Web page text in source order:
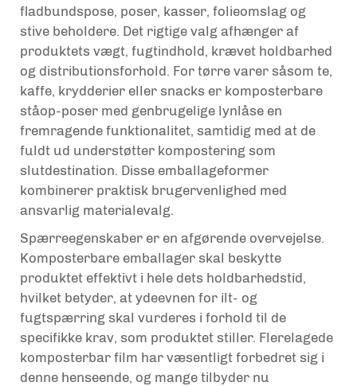
fladbundspose, poser, kasser, folieomslag og
stive beholdere. Det rigtige valg afhænger af
produktets vægt, fugtindhold, krævet holdbarhed
og distributionsforhold. For tørre varer såsom te,
kaffe, krydderier eller snacks er komposterbare
ståop-poser med genbrugelige lynlåse en
fremragende funktionalitet, samtidig med at de
fuldt ud understøtter kompostering som
slutdestination. Disse emballageformer
kombinerer praktisk brugervenlighed med
ansvarlig materialevalg.
Spærreegenskaber er en afgørende overvejelse.
Komposterbare emballager skal beskytte
produktet effektivt i hele dets holdbarhedstid,
hvilket betyder, at ydeevnen for ilt- og
fugtspærring skal vurderes i forhold til de
specifikke krav, som produktet stiller. Flerelagede
komposterbar film har væsentligt forbedret sig i
denne henseende, og mange tilbyder nu